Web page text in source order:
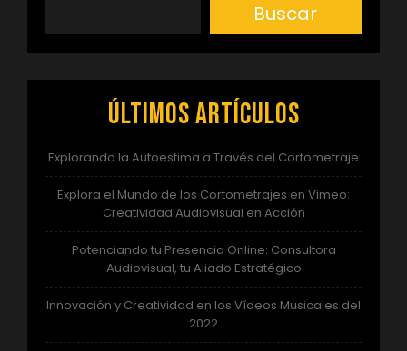
Buscar
Últimos artículos
Explorando la Autoestima a Través del Cortometraje
Explora el Mundo de los Cortometrajes en Vimeo:
Creatividad Audiovisual en Acción
Potenciando tu Presencia Online: Consultora
Audiovisual, tu Aliado Estratégico
Innovación y Creatividad en los Vídeos Musicales del
2022